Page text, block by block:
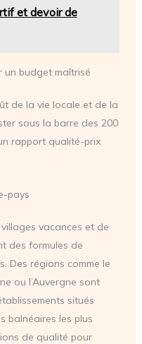
et devoir de
un budget maîtrisé
de la vie locale et de la
sous la barre des 200
rapport qualité-prix
pays
vacances et de
des formules de
Des régions comme le
ou l’Auvergne sont
situés
balnéaires les plus
de qualité pour